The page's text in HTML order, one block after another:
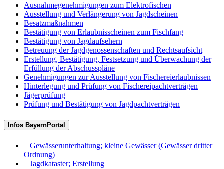
Ausnahmegenehmigungen zum Elektrofischen
Ausstellung und Verlängerung von Jagdscheinen
Besatzmaßnahmen
Bestätigung von Erlaubnisscheinen zum Fischfang
Bestätigung von Jagdaufsehern
Betreuung der Jagdgenossenschaften und Rechtsaufsicht
Erstellung, Bestätigung, Festsetzung und Überwachung der
Erfüllung der Abschusspläne
Genehmigungen zur Ausstellung von Fischereierlaubnissen
Hinterlegung und Prüfung von Fischereipachtverträgen
Jägerprüfung
Prüfung und Bestätigung von Jagdpachtverträgen
Infos BayernPortal
Gewässerunterhaltung; kleine Gewässer (Gewässer dritter
Ordnung)
Jagdkataster; Erstellung